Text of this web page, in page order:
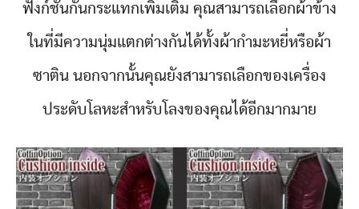
ฟังก์ชันกันกระแทกเพิ่มเติม คุณสามารถเลือกผ้าข้าง
ในที่มีความนุ่มแตกต่างกันได้ทั้งผ้ากำมะหยี่หรือผ้า
ซาติน นอกจากนั้นคุณยังสามารถเลือกของเครื่อง
ประดับโลหะสำหรับโลงของคุณได้อีกมากมาย